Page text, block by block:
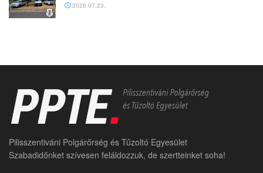
2026.07.23.
Pilisszentiváni Polgárőrség és Tűzoltó Egyesület
Szabadidőnket szívesen feláldozzuk, de szertteinket soha!